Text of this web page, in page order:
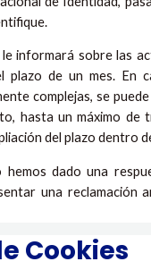
informará sobre las
plazo de un mes. En
complejas, se
hasta un máximo de
del plazo dentro
hemos dado una
una reclamación
Cookies